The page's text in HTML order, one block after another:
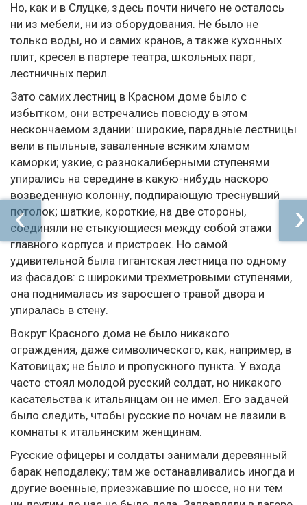
Но, как и в Слуцке, здесь почти ничего не осталось
ни из мебели, ни из оборудования. Не было не
только воды, но и самих кранов, а также кухонных
плит, кресел в партере театра, школьных парт,
лестничных перил.
Зато самих лестниц в Красном доме было с
избытком, они встречались повсюду в этом
нескончаемом здании: широкие, парадные лестницы
вели в пыльные, заваленные всяким хламом
каморки; узкие, с разнокалиберными ступенями
упирались на середине в какую-нибудь наскоро
возведенную колонну, подпирающую треснувший
потолок; шаткие, короткие, на две стороны,
соединяли не стыкующиеся между собой этажи
главного корпуса и пристроек. Но самой
удивительной была гигантская лестница по одному
из фасадов: с широкими трехметровыми ступенями,
она поднималась из заросшего травой двора и
упиралась в стену.
Вокруг Красного дома не было никакого
ограждения, даже символического, как, например, в
Катовицах; не было и пропускного пункта. У входа
часто стоял молодой русский солдат, но никакого
касательства к итальянцам он не имел. Его задачей
было следить, чтобы русские по ночам не лазили в
комнаты к итальянским женщинам.
Русские офицеры и солдаты занимали деревянный
барак неподалеку; там же останавливались иногда и
другие военные, приезжавшие по шоссе, но ни тем